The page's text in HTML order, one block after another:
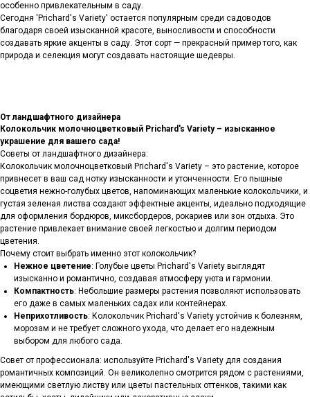
особенно привлекательным в саду.
Сегодня 'Prichard's Variety' остается популярным среди садоводов
благодаря своей изысканной красоте, выносливости и способности
создавать яркие акценты в саду. Этот сорт — прекрасный пример того, как
природа и селекция могут создавать настоящие шедевры.
От ландшафтного дизайнера
Колокольчик молочноцветковый Prichard's Variety – изысканное
украшение для вашего сада!
Советы от ландшафтного дизайнера:
Колокольчик молочноцветковый Prichard's Variety – это растение, которое
привнесет в ваш сад нотку изысканности и утонченности. Его пышные
соцветия нежно-голубых цветов, напоминающих маленькие колокольчики, и
густая зеленая листва создают эффектные акценты, идеально подходящие
для оформления бордюров, миксбордеров, рокариев или зон отдыха. Это
растение привлекает внимание своей легкостью и долгим периодом
цветения.
Почему стоит выбрать именно этот колокольчик?
Нежное цветение: Голубые цветы Prichard's Variety выглядят
изысканно и романтично, создавая атмосферу уюта и гармонии.
Компактность: Небольшие размеры растения позволяют использовать
его даже в самых маленьких садах или контейнерах.
Неприхотливость: Колокольчик Prichard's Variety устойчив к болезням,
морозам и не требует сложного ухода, что делает его надежным
выбором для любого сада.
Совет от профессионала: используйте Prichard's Variety для создания
романтичных композиций. Он великолепно смотрится рядом с растениями,
имеющими светлую листву или цветы пастельных оттенков, такими как